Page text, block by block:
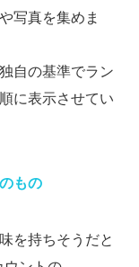
写真を集めま
自の基準でラン
に表示させてい
もの
を持ちそうだと